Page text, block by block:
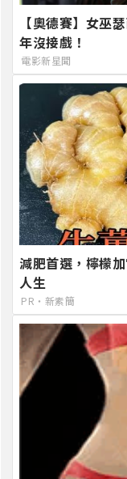
【奧德賽】女巫
年沒接戲！
電影新星聞
減肥首選，檸檬
人生
PR・新素簡